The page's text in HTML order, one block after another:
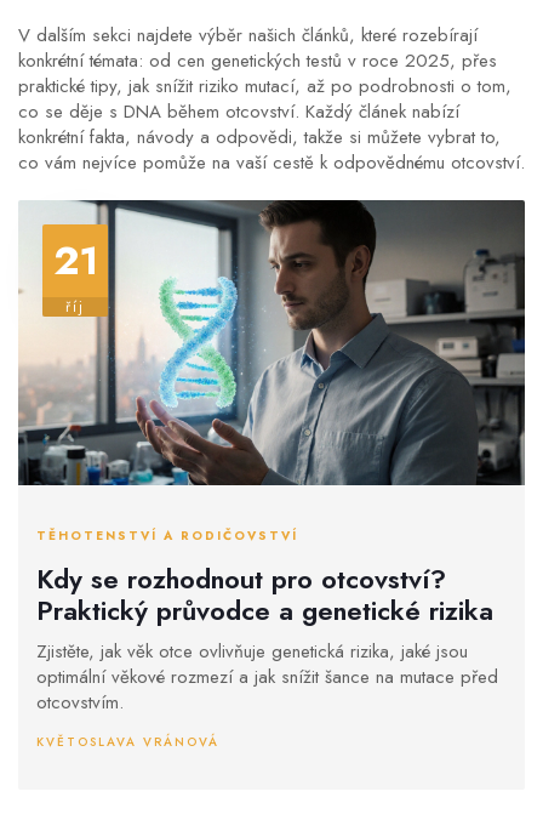
V dalším sekci najdete výběr našich článků, které rozebírají
konkrétní témata: od cen genetických testů v roce 2025, přes
praktické tipy, jak snížit riziko mutací, až po podrobnosti o tom,
co se děje s DNA během otcovství. Každý článek nabízí
konkrétní fakta, návody a odpovědi, takže si můžete vybrat to,
co vám nejvíce pomůže na vaší cestě k odpovědnému otcovství.
21
říj
TĚHOTENSTVÍ A RODIČOVSTVÍ
Kdy se rozhodnout pro otcovství?
Praktický průvodce a genetické rizika
Zjistěte, jak věk otce ovlivňuje genetická rizika, jaké jsou
optimální věkové rozmezí a jak snížit šance na mutace před
otcovstvím.
KVĚTOSLAVA VRÁNOVÁ